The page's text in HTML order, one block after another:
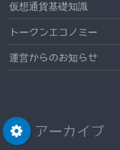
仮想通貨基礎知識
トークンエコノミー
運営からのお知らせ
アーカイブ